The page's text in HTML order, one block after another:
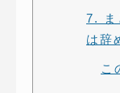
7. ま
は辞
こ